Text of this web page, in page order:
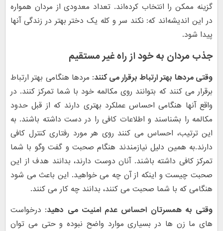
گزینه ممکن را انتخاب کرده‌اند. تعداد معدودی از مردان همواره
در این اندیشه‌اند که: نکند سر و کله یک دختر بهتر در زندگی آنها
پیدا شود.
جذب مردان به خود از راه غیر مستقیم
وقتی مردها بهتر ارتباط برقرار می کنند: مردها هنگامی بهتر ارتباط
برقرار می کنند که بتوانند روی مکالمه خود با شما تمرکز کنند. در
واقع آنها هنگامی احساس عملکرد بهتری دارند که از قبل حدود
مکالمه را بشناسند و اطلاعات کافی را در دست داشته باشند. به
این ترتیب، احساس می کنند روی هر مورد رفتاری کنترل کافی
دارند.به همین دلیل نیازمندند هنگام صحبت و گفت وگو با شما
تمرکز کافی داشته باشند. آنان دوست دارند، بدانند هدف از این
صحبت چیست و اینکه از آن چه می خواهید. این باعث می شود
هنگامی که با شما صحبت می کنند، بدانند چه کار می کنند.
وقتی به همسرتان احساس عدم امنیت می دهید: درخواست
های ما زن ها در بسیاری موارد واضح نبوده و حتی می توان